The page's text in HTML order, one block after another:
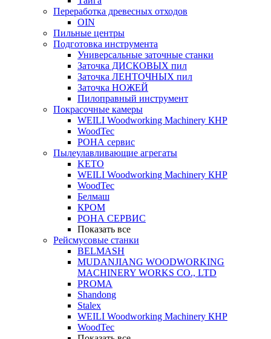
Переработка древесных отходов
OIN
Пильные центры
Подготовка инструмента
Универсальные заточные станки
Заточка ДИСКОВЫХ пил
Заточка ЛЕНТОЧНЫХ пил
Заточка НОЖЕЙ
Пилоправный инструмент
Покрасочные камеры
WEILI Woodworking Machinery КНР
WoodTec
РОНА сервис
Пылеулавливающие агрегаты
KETO
WEILI Woodworking Machinery КНР
WoodTec
Белмаш
КРОМ
РОНА СЕРВИС
Показать все
Рейсмусовые станки
BELMASH
MUDANJIANG WOODWORKING
MACHINERY WORKS CO., LTD
PROMA
Shandong
Stalex
WEILI Woodworking Machinery КНР
WoodTec